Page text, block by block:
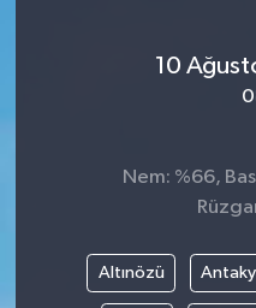
10
Nem: %66,
Altınözü